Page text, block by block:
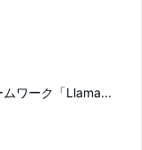
ワーク「Llama...